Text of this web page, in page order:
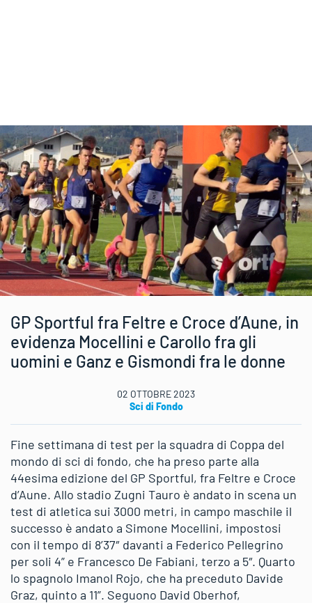
GP Sportful fra Feltre e Croce d’Aune, in
evidenza Mocellini e Carollo fra gli
uomini e Ganz e Gismondi fra le donne
02 OTTOBRE 2023
Sci di Fondo
Fine settimana di test per la squadra di Coppa del
mondo di sci di fondo, che ha preso parte alla
44esima edizione del GP Sportful, fra Feltre e Croce
d’Aune. Allo stadio Zugni Tauro è andato in scena un
test di atletica sui 3000 metri, in campo maschile il
successo è andato a Simone Mocellini, impostosi
con il tempo di 8’37″ davanti a Federico Pellegrino
per soli 4” e Francesco De Fabiani, terzo a 5″. Quarto
lo spagnolo Imanol Rojo, che ha preceduto Davide
Graz, quinto a 11”. Seguono David Oberhof,